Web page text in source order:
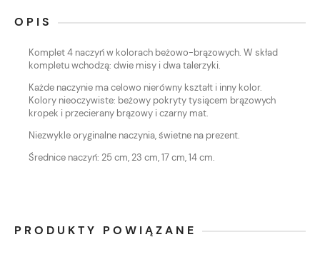
OPIS
Komplet 4 naczyń w kolorach beżowo-brązowych. W skład
kompletu wchodzą: dwie misy i dwa talerzyki.
Każde naczynie ma celowo nierówny kształt i inny kolor.
Kolory nieoczywiste: beżowy pokryty tysiącem brązowych
kropek i przecierany brązowy i czarny mat.
Niezwykle oryginalne naczynia, świetne na prezent.
Średnice naczyń: 25 cm, 23 cm, 17 cm, 14 cm.
PRODUKTY POWIĄZANE